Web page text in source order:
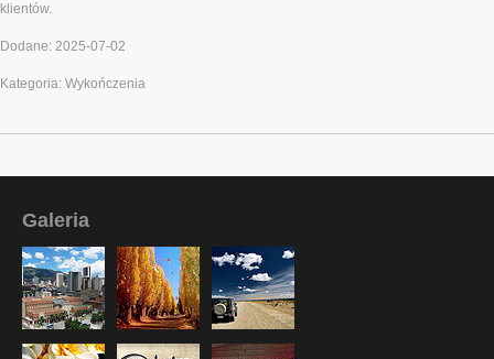
klientów.
Dodane: 2025-07-02
Kategoria: Wykończenia
Galeria